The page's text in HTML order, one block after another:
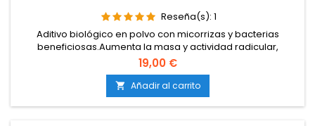
Reseña(s): 1
Aditivo biológico en polvo con micorrizas y bacterias
beneficiosas.Aumenta la masa y actividad radicular,
mejorando la asimilación de N-P-K.Favorece un crecimiento
más rápido, uniforme y resistente.Indicado desde el
enraizado y primeras semanas del cultivo.Apto para tierra y
coco; fácil disolución y aplicación.
19,00 €
 Añadir al carrito